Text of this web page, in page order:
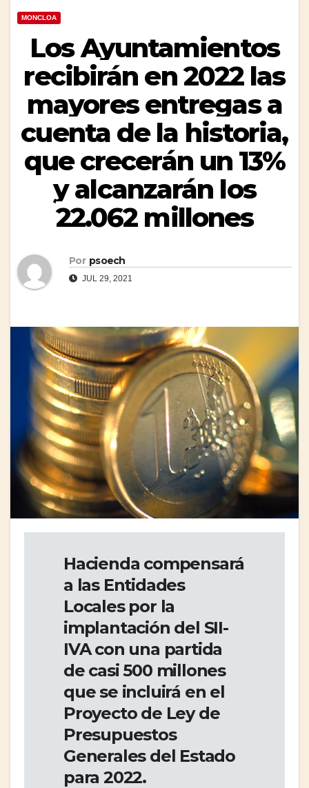
MONCLOA
Los Ayuntamientos
recibirán en 2022 las
mayores entregas a
cuenta de la historia,
que crecerán un 13%
y alcanzarán los
22.062 millones
Por psoech
JUL 29, 2021
Hacienda compensará
a las Entidades
Locales por la
implantación del SII-
IVA con una partida
de casi 500 millones
que se incluirá en el
Proyecto de Ley de
Presupuestos
Generales del Estado
para 2022.